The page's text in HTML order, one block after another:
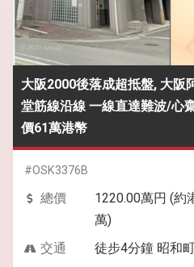
大阪2000後落成超抵盤, 大阪
堂筋線沿線 一線直達難波/心
價61萬港幣
#OSK3376B
總價
1220.00萬円 (約
萬)
交通
徒步4分鐘 昭和